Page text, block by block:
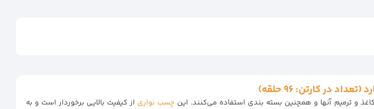
و ترمیم آنها و همچنین بسته بندی استفاده می‌کنند. این چسب نواری از کیفیت بالایی برخوردار است و به